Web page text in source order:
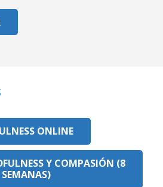
ONLINE
Y COMPASIÓN (8
SEMANAS)